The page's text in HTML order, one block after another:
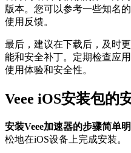
版本。您可以参考一些知名
使用反馈。
最后，建议在下载后，及时
能和安全补丁。定期检查应
使用体验和安全性。
Veee iOS安装包的
安装Veee加速器的步骤简单明
松地在iOS设备上完成安装。